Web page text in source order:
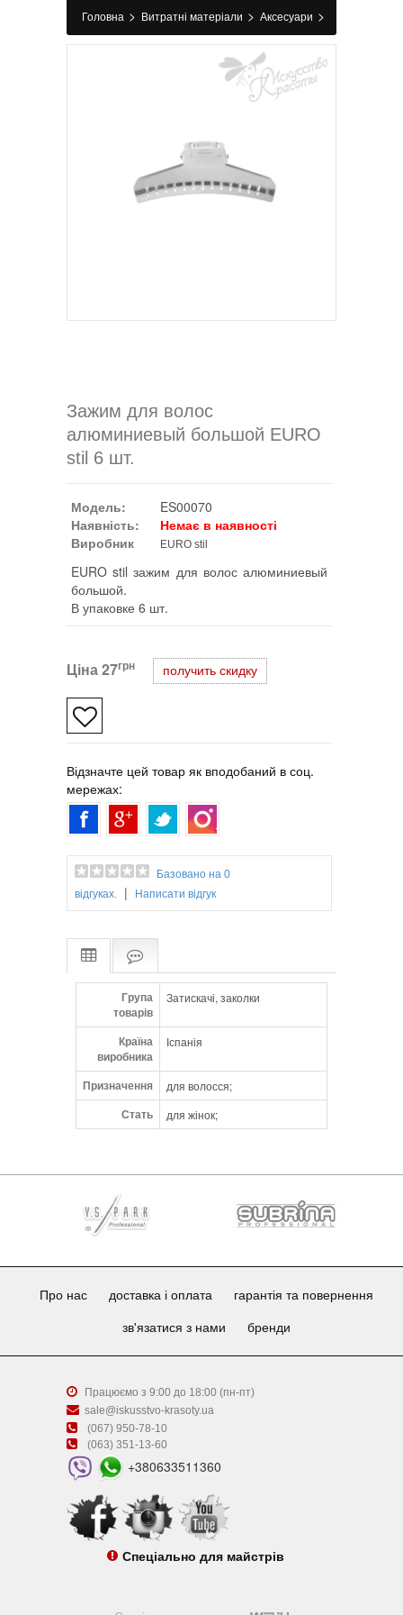
Головна > Витратні матеріали > Аксесуари >
Затискачі, заколки>Зажим для волос
алюминиевый большой EURO stil 6 шт.
Зажим для волос
алюминиевый большой EURO
stil 6 шт.
Модель:
ES00070
Наявність:
Немає в наявності
Виробник
EURO stil
EURO stil зажим для волос алюминиевый
большой.
В упаковке 6 шт.
Ціна27грн получить скидку
Відзначте цей товар як вподобаний в соц.
мережах:
Базовано на 0
відгуках.
| Написати відгук
Група
товарів
Затискачі, заколки
Країна
виробника
Іспанія
Призначення для волосся;
Стать для жінок;
Про нас доставка і оплата гарантія та повернення
зв'язатися з нами бренди
Працюємо з 9:00 до 18:00 (пн-пт)
sale@iskusstvo-krasoty.ua
(067) 950-78-10
(063) 351-13-60
+380633511360
Спеціально для майстрів